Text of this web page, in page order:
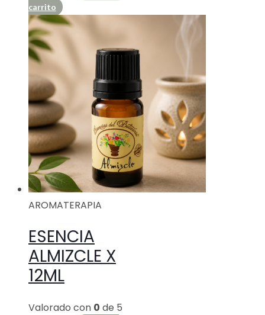
carrito
AROMATERAPIA
ESENCIA
ALMIZCLE X
12ML
Valorado con 0 de 5